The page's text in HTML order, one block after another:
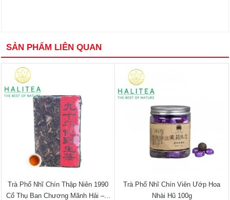
SẢN PHẨM LIÊN QUAN
Trà Phổ Nhĩ Chín Thập Niên 1990
Cổ Thụ Ban Chương Mãnh Hải –...
Trà Phổ Nhĩ Chín Viên Ướp Hoa
Nhài Hũ 100g